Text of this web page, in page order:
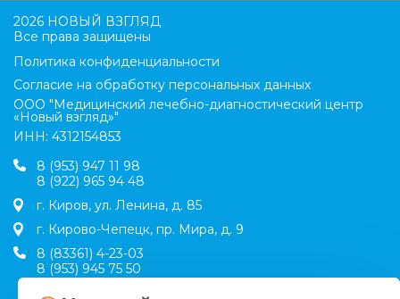
2026 НОВЫЙ ВЗГЛЯД
Все права защищены
Политика конфиденциальности
Согласие на обработку персональных данных
ООО "Медицинский лечебно-диагностический центр
«Новый взгляд»"
ИНН: 4312154853
8 (953) 947 11 98
8 (922) 965 94 48
г. Киров, ул. Ленина, д. 85
г. Кирово-Чепецк, пр. Мира, д. 9
8 (83361) 4-23-03
8 (953) 945 75 50